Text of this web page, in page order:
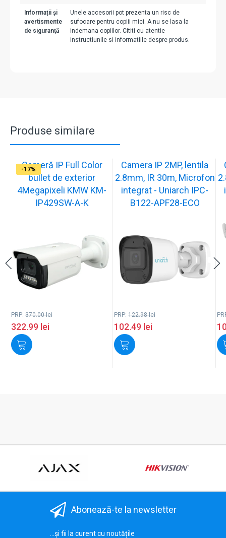
Informații și
avertismente
de siguranță
Unele accesorii pot prezenta un risc de
sufocare pentru copiii mici. A nu se lasa la
indemana copiilor. Cititi cu atentie
instructiunile si informatiile despre produs.
Produse similare
-13%
Cameră IP Full Color
bullet de exterior
4Megapixeli KMW KM-
IP429SW-A-K
PRP: 370.00lei
322.99 lei
-17%
Camera IP 2MP, lentila
2.8mm, IR 30m, Microfon
integrat - Uniarch IPC-
B122-APF28-ECO
PRP: 122.98lei
102.49 lei
-17%
-17%
-17%
-17%
-17%
-17%
-17%
-17%
Abonează-te la newsletter
...și fii la curent cu noutățile